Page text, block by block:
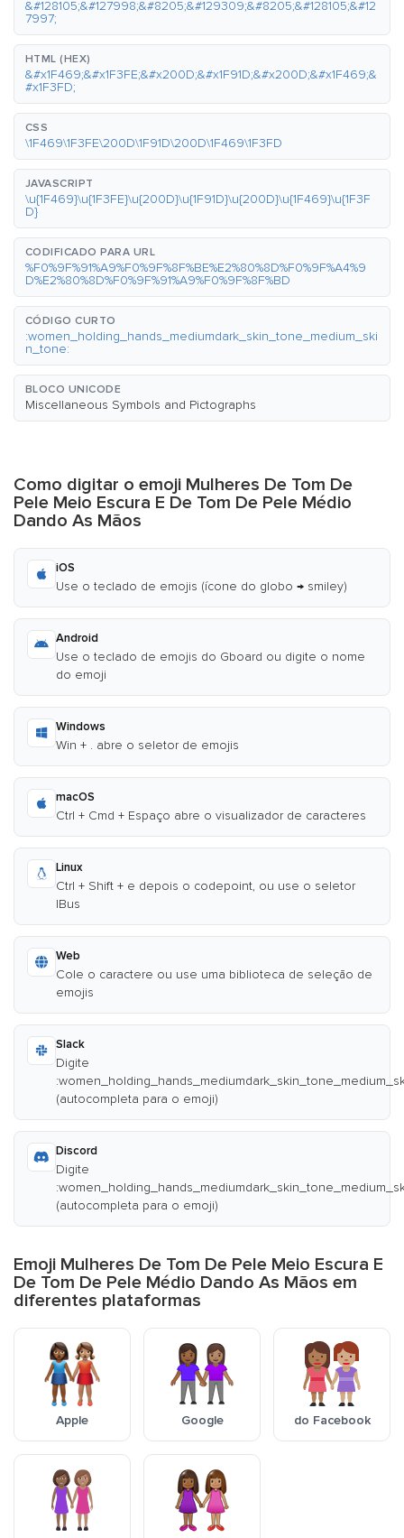
&#128105;&#127998;&#8205;&#129309;&#8205;&#128105;&#12
7997;
HTML (HEX)
&#x1F469;&#x1F3FE;&#x200D;&#x1F91D;&#x200D;&#x1F469;&
#x1F3FD;
CSS
\1F469\1F3FE\200D\1F91D\200D\1F469\1F3FD
JAVASCRIPT
\u{1F469}\u{1F3FE}\u{200D}\u{1F91D}\u{200D}\u{1F469}\u{1F3F
D}
CODIFICADO PARA URL
%F0%9F%91%A9%F0%9F%8F%BE%E2%80%8D%F0%9F%A4%9
D%E2%80%8D%F0%9F%91%A9%F0%9F%8F%BD
CÓDIGO CURTO
:women_holding_hands_mediumdark_skin_tone_medium_ski
n_tone:
BLOCO UNICODE
Miscellaneous Symbols and Pictographs
Como digitar o emoji Mulheres De Tom De
Pele Meio Escura E De Tom De Pele Médio
Dando As Mãos
iOS
Use o teclado de emojis (ícone do globo → smiley)
Android
Use o teclado de emojis do Gboard ou digite o nome
do emoji
Windows
Win + . abre o seletor de emojis
macOS
Ctrl + Cmd + Espaço abre o visualizador de caracteres
Linux
Ctrl + Shift + e depois o codepoint, ou use o seletor
IBus
Web
Cole o caractere ou use uma biblioteca de seleção de
emojis
Slack
Digite
(autocompleta para o emoji)
Discord
Digite
(autocompleta para o emoji)
Emoji Mulheres De Tom De Pele Meio Escura E
De Tom De Pele Médio Dando As Mãos em
diferentes plataformas
Apple Google do Facebook